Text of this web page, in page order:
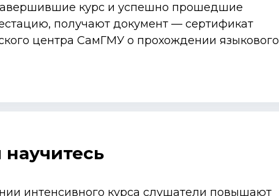
курс и успешно прошедшие
получают документ — сертификат
центра СамГМУ о прохождении языкового
интенсивного курса слушатели повышают